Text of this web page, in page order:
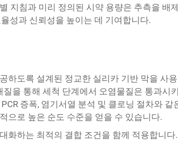
지침과 미리 정의된 시약 용량은 추측을 배
성과 신뢰성을 높이는 데 기여합니다.
하도록 설계된 정교한 실리카 기반 막을 사
을 통해 세척 단계에서 오염물질은 통과시
증폭, 염기서열 분석 및 클로닝 절차와 같
으로 높은 순도 수준을 얻을 수 있습니다.
화하는 최적의 결합 조건을 함께 적용합니다